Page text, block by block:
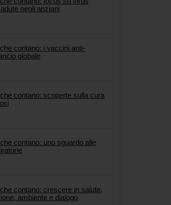
negli anziani
contano: i vaccini anti-
globale
contano: scoperte sulla cura
contano: uno sguardo alle
contano: crescere in salute,
ambiente e dialogo